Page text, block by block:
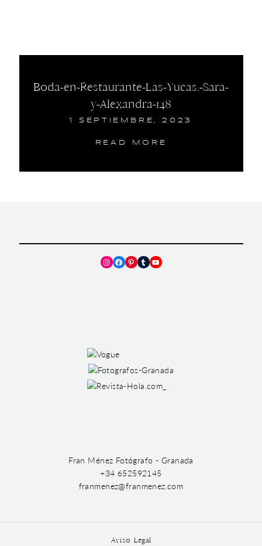
Boda-en-Restaurante-Las-Yucas.-Sara-
y-Alexandra-148
1 SEPTIEMBRE, 2023
READ MORE
Instagram
Facebook
Pinterest
TumblrYouTube
Fran Ménez Fotógrafo - Granada
+34 652592145
franmenez@franmenez.com
Aviso Legal